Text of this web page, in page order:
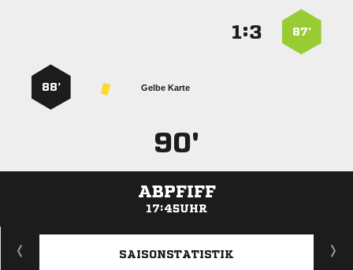
87’
:
Gelbe Karte
88’
90'
ABPFIFF
17:45UHR
ANZEIGE
SAISONSTATISTIK